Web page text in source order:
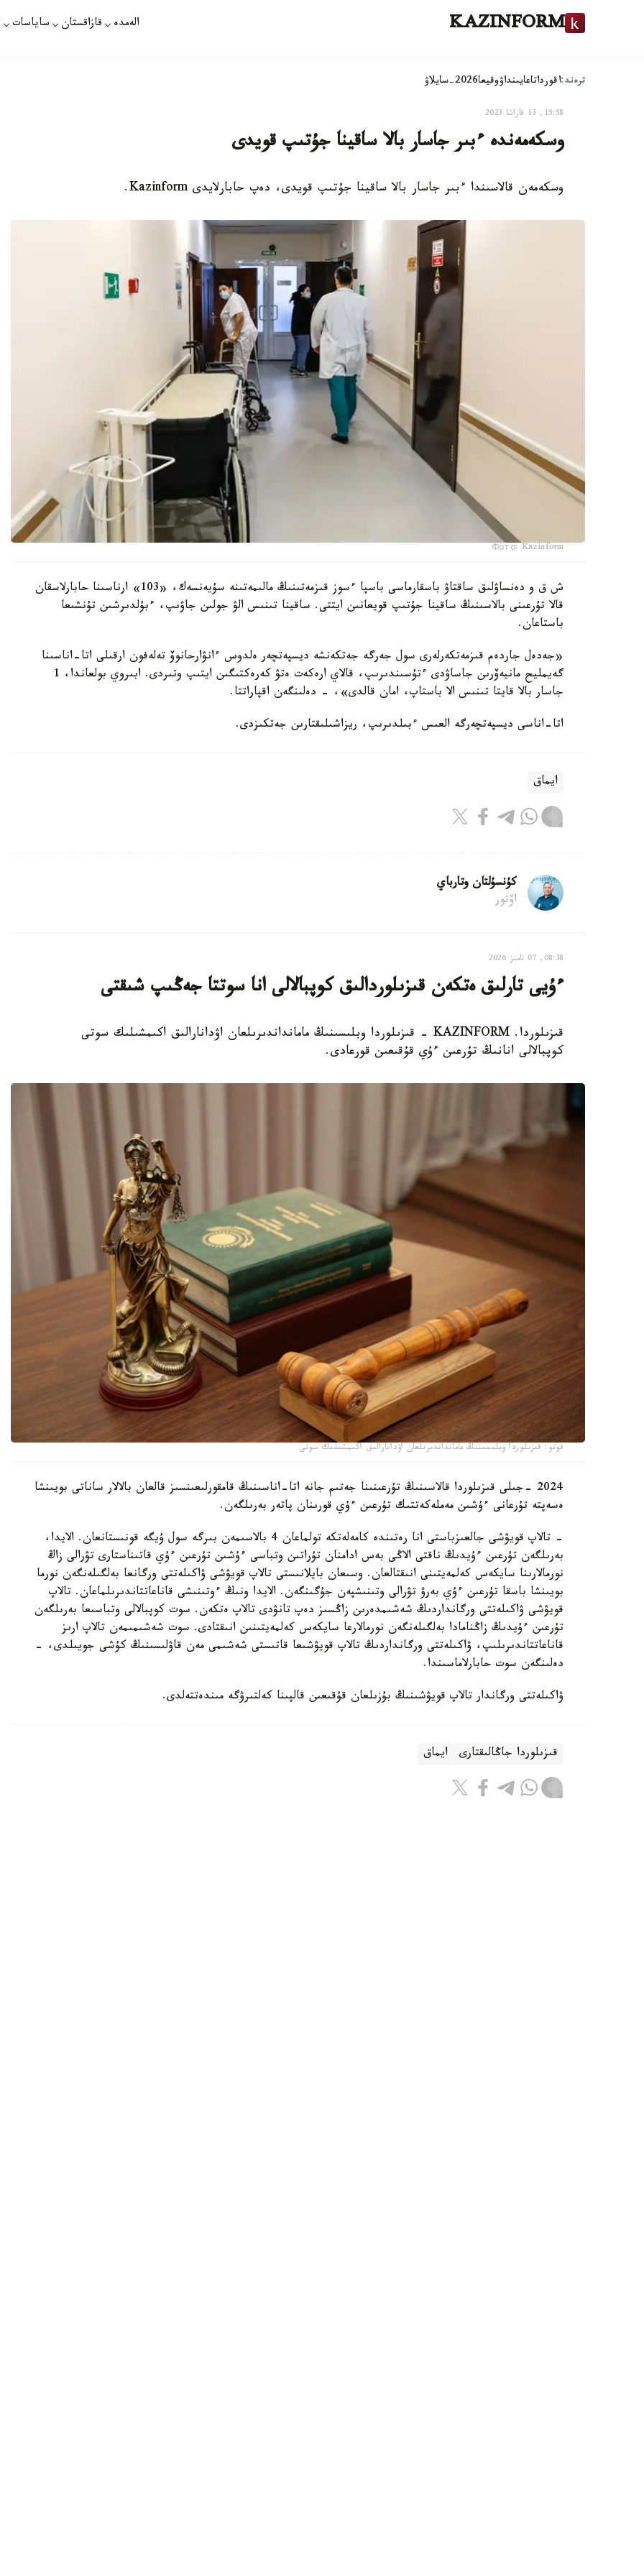
KAZINFORM الەمدە قازاقستان ساياسات
ترەند:اقورداتاعايىنداۋوقيعا2026-سايلاۋ
15:58, 13 قاراشا 2023
وسكەمەندە ءبىر جاسار بالا ساقينا جۇتىپ قويدى
وسكەمەن قالاسىندا ءبىر جاسار بالا ساقينا جۇتىپ قويدى، دەپ حابارلايدى Kazinform.
Фото: Kazinform
ش ق و دەنساۋلىق ساقتاۋ باسقارماسى باسپا ءسوز قىزمەتىنىڭ مالىمەتىنە سۇيەنسەك، «103» ارناسىنا حابارلاسقان
قالا تۇرعىنى بالاسىنىڭ ساقينا جۇتىپ قويعانىن ايتتى. ساقينا تىنىس الۋ جولىن جاۋىپ، ءبۇلدىرشىن تۇنشىعا
باستاعان.
«جەدەل جاردەم قىزمەتكەرلەرى سول جەرگە جەتكەنشە ديسپەتچەر ەلدوس ءانۋارحانوۆ تەلەفون ارقىلى اتا-اناسىنا
گەيمليح مانيەۆرىن جاساۋدى ءتۇسىندىرىپ، قالاي ارەكەت ەتۋ كەرەكتىگىن ايتىپ وتىردى. ابىروي بولعاندا، 1
جاسار بالا قايتا تىنىس الا باستاپ، امان قالدى»، - دەلىنگەن اقپاراتتا.
اتا-اناسى ديسپەتچەرگە العىس ءبىلدىرىپ، ريزاشىلىقتارىن جەتكىزدى.
ايماق
كۇنسۇلتان وتارباي
اۆتور
08:38, 07 تامىز 2026
ءۇيى تارلىق ەتكەن قىزىلوردالىق كوپبالالى انا سوتتا جەڭىپ شىقتى
قىزىلوردا. KAZINFORM - قىزىلوردا وبلىسىنىڭ مامانداندىرىلعان اۋدانارالىق اكىمشىلىك سوتى
كوپبالالى انانىڭ تۇرعىن ءۇي قۇقىعىن قورعادى.
فوتو: قىزىلوردا وبلىسىنىڭ مامانداندىرىلعان اۋدانارالىق اكىمشىلىك سوتى
2024 -جىلى قىزىلوردا قالاسىنىڭ تۇرعىنىنا جەتىم جانە اتا-اناسىنىڭ قامقورلىعىنسىز قالعان بالالار ساناتى بويىنشا
ەسەپتە تۇرعانى ءۇشىن مەملەكەتتىك تۇرعىن ءۇي قورىنان پاتەر بەرىلگەن.
- تالاپ قويۋشى جالعىزباستى انا رەتىندە كامەلەتكە تولماعان 4 بالاسىمەن بىرگە سول ۇيگە قونىستانعان. الايدا،
بەرىلگەن تۇرعىن ءۇيدىڭ ناقتى الاڭى بەس ادامنان تۇراتىن وتباسى ءۇشىن تۇرعىن ءۇي قاتىناستارى تۋرالى زاڭ
نورمالارىنا سايكەس كەلمەيتىنى انىقتالعان. وسىعان بايلانىستى تالاپ قويۋشى ۋاكىلەتتى ورگانعا بەلگىلەنگەن نورما
بويىنشا باسقا تۇرعىن ءۇي بەرۋ تۋرالى وتىنىشپەن جۇگىنگەن. الايدا ونىڭ ءوتىنىشى قاناعاتتاندىرىلماعان. تالاپ
قويۋشى ۋاكىلەتتى ورگانداردىڭ شەشىمدەرىن زاڭسىز دەپ تانۋدى تالاپ ەتكەن. سوت كوپبالالى وتباسىعا بەرىلگەن
تۇرعىن ءۇيدىڭ زاڭنامادا بەلگىلەنگەن نورمالارعا سايكەس كەلمەيتىنىن انىقتادى. سوت شەشىمىمەن تالاپ ارىز
قاناعاتتاندىرىلىپ، ۋاكىلەتتى ورگانداردىڭ تالاپ قويۋشىعا قاتىستى شەشىمى مەن قاۋلىسىنىڭ كۇشى جويىلدى، -
دەلىنگەن سوت حابارلاماسىندا.
ۋاكىلەتتى ورگاندار تالاپ قويۋشىنىڭ بۇزىلعان قۇقىعىن قالپىنا كەلتىرۋگە مىندەتتەلدى.
قىزىلوردا جاڭالىقتارى ايماق